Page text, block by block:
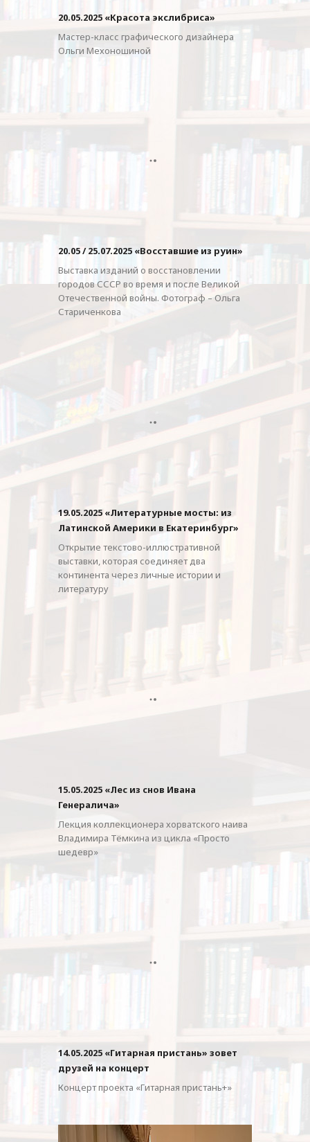
20.05.2025 «Красота экслибриса»
Мастер-класс графического дизайнера
Ольги Мехоношиной
20.05 / 25.07.2025 «Восставшие из руин»
Выставка изданий о восстановлении
городов СССР во время и после Великой
Отечественной войны. Фотограф – Ольга
Стариченкова
19.05.2025 «Литературные мосты: из
Латинской Америки в Екатеринбург»
Открытие текстово-иллюстративной
выставки, которая соединяет два
континента через личные истории и
литературу
15.05.2025 «Лес из снов Ивана
Генералича»
Лекция коллекционера хорватского наива
Владимира Тёмкина из цикла «Просто
шедевр»
14.05.2025 «Гитарная пристань» зовет
друзей на концерт
Концерт проекта «Гитарная пристань+»